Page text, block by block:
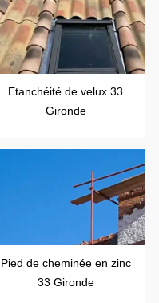
Etanchéité de velux 33
Gironde
Pied de cheminée en zinc
33 Gironde